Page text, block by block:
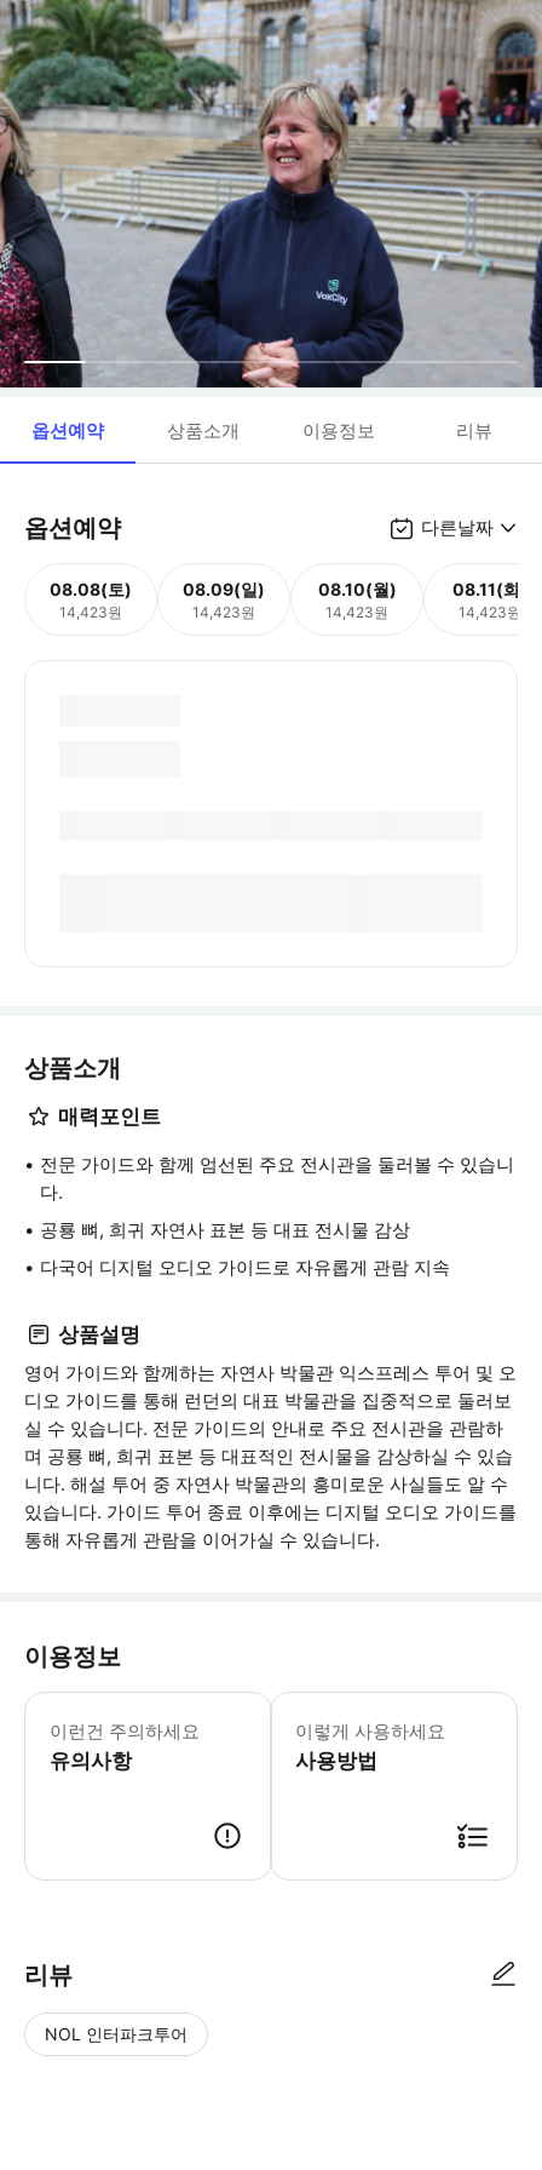
옵션예약 상품소개 이용정보 리뷰
옵션예약 다른날짜
08.08(토)
14,423원
08.09(일)
14,423원
08.10(월)
14,423원
08.11(화)
14,423원
상품소개
매력포인트
전문 가이드와 함께 엄선된 주요 전시관을 둘러볼 수 있습니
다.
공룡 뼈, 희귀 자연사 표본 등 대표 전시물 감상
다국어 디지털 오디오 가이드로 자유롭게 관람 지속
상품설명
영어 가이드와 함께하는 자연사 박물관 익스프레스 투어 및 오
디오 가이드를 통해 런던의 대표 박물관을 집중적으로 둘러보
실 수 있습니다. 전문 가이드의 안내로 주요 전시관을 관람하
며 공룡 뼈, 희귀 표본 등 대표적인 전시물을 감상하실 수 있습
니다. 해설 투어 중 자연사 박물관의 흥미로운 사실들도 알 수
있습니다. 가이드 투어 종료 이후에는 디지털 오디오 가이드를
통해 자유롭게 관람을 이어가실 수 있습니다.
이용정보
이런건 주의하세요
유의사항
어린이 규정: - 4세 미만 어린이는 무
이렇게 사용하세요
사용방법
리뷰
NOL 인터파크투어